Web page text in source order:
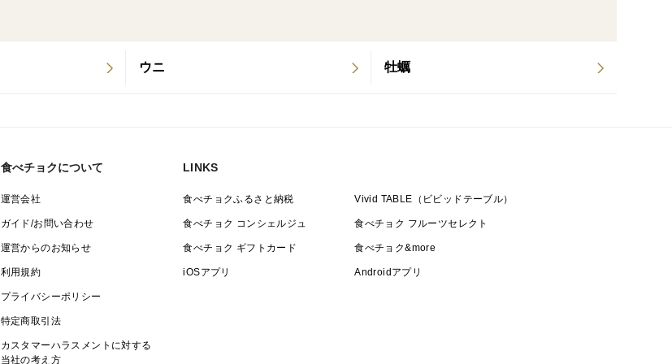
ウニ 牡蠣
食べチョクについて
運営会社
ガイド/お問い合わせ
運営からのお知らせ
利用規約
プライバシーポリシー
特定商取引法
カスタマーハラスメントに対する
当社の考え方
LINKS
食べチョクふるさと納税 Vivid TABLE（ビビッドテーブル）
食べチョク コンシェルジュ 食べチョク フルーツセレクト
食べチョク ギフトカード 食べチョク&more
iOSアプリ Androidアプリ